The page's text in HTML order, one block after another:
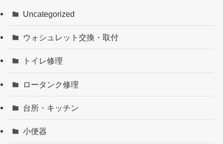
Uncategorized
ウォシュレット交換・取付
トイレ修理
ロータンク修理
台所・キッチン
小便器